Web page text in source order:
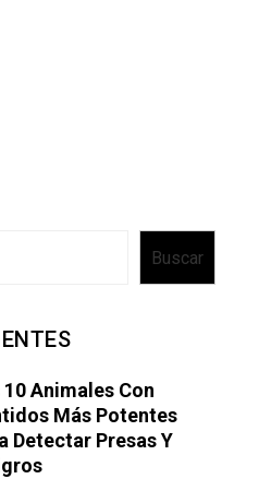
Buscar
10 Animales Con
Más Potentes
Detectar Presas Y